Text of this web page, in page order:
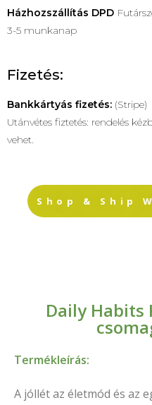
Házhozszállítás DPD
3-5 munkanap
Fizetés:
Bankkártyás fizetés: (Stripe)
Utánvétes fiztetés: rendelés
vehet.
Shop & Ship
Daily
Termékleírás:
A jóllét az életmód és az